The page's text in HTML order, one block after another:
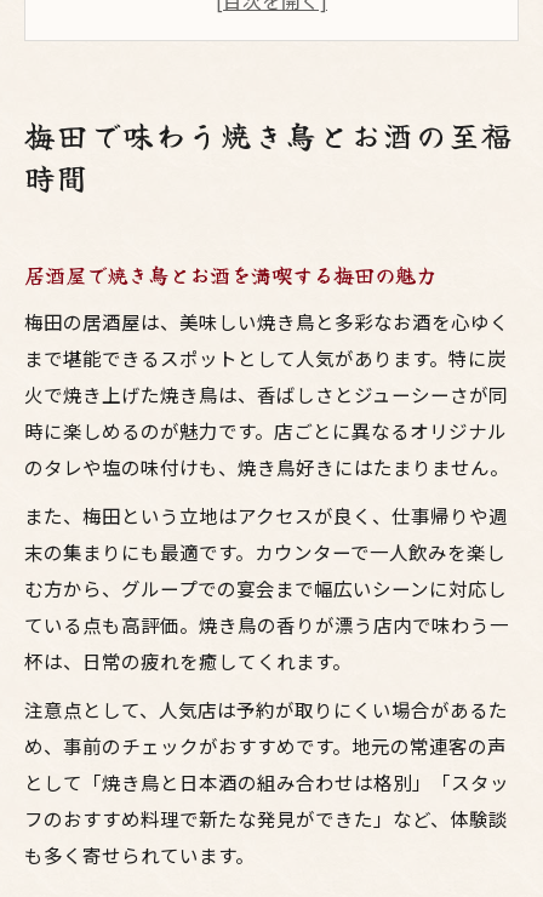
大阪で人気の焼鳥と相性抜群のお酒紹介
焼鳥好きに伝えたい大阪鳥料理の楽しみ方
方法
居酒屋で気軽に楽しむ大阪の焼き鳥人気事
情
大阪焼き鳥好き必見の鳥料理とお酒の選び
焼き鳥ランキングを参考にする大阪居酒屋
巡り
居酒屋選びで外せない焼き鳥の魅力とは
焼き鳥おすすめポイントを居酒屋でチェッ
梅田で焼鳥が美味しい居酒屋の見分け方
大阪で人気の焼き鳥居酒屋の特徴とは
鳥料理の種類豊富な居酒屋で味わう魅力
焼鳥とお酒のバランスがいい居酒屋選び
梅田で味わう焼き鳥とお酒の至福
時間
居酒屋で焼き鳥とお酒を満喫する梅田の魅力
梅田の居酒屋は、美味しい焼き鳥と多彩なお酒を心ゆく
まで堪能できるスポットとして人気があります。特に炭
火で焼き上げた焼き鳥は、香ばしさとジューシーさが同
時に楽しめるのが魅力です。店ごとに異なるオリジナル
のタレや塩の味付けも、焼き鳥好きにはたまりません。
また、梅田という立地はアクセスが良く、仕事帰りや週
末の集まりにも最適です。カウンターで一人飲みを楽し
む方から、グループでの宴会まで幅広いシーンに対応し
ている点も高評価。焼き鳥の香りが漂う店内で味わう一
杯は、日常の疲れを癒してくれます。
注意点として、人気店は予約が取りにくい場合があるた
め、事前のチェックがおすすめです。地元の常連客の声
として「焼き鳥と日本酒の組み合わせは格別」「スタッ
フのおすすめ料理で新たな発見ができた」など、体験談
も多く寄せられています。